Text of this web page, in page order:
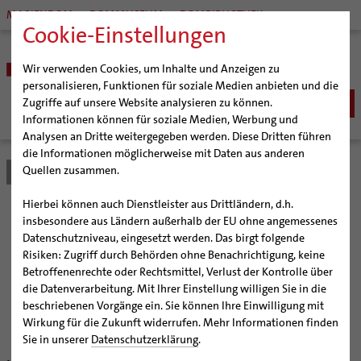
Cookie-Einstellungen
Wir verwenden Cookies, um Inhalte und Anzeigen zu
personalisieren, Funktionen für soziale Medien anbieten und die
Zugriffe auf unsere Website analysieren zu können.
Informationen können für soziale Medien, Werbung und
Analysen an Dritte weitergegeben werden. Diese Dritten führen
die Informationen möglicherweise mit Daten aus anderen
Quellen zusammen.
Hierbei können auch Dienstleister aus Drittländern, d.h.
insbesondere aus Ländern außerhalb der EU ohne angemessenes
Datenschutzniveau, eingesetzt werden. Das birgt folgende
Risiken: Zugriff durch Behörden ohne Benachrichtigung, keine
Betroffenenrechte oder Rechtsmittel, Verlust der Kontrolle über
die Datenverarbeitung. Mit Ihrer Einstellung willigen Sie in die
beschriebenen Vorgänge ein. Sie können Ihre Einwilligung mit
Wirkung für die Zukunft widerrufen. Mehr Informationen finden
Sie in unserer Datenschutzerklärung.
MARIENDOM DOMMUSEUM DOMBIBLIOTHEK
BISTUM
Bischöfe
Weihbischof Dr. Martin Marahrens
Bischof em. Norbert Trelle
Weihbischof em. Bongartz
Weihbischof em. Schwerdtfeger
Weihbischof em. Koitz
Bischof em. Dr. Wüstenberg
Generalvikariat
Gremien
Diözesangericht
Gemeindegremien
Pfarrgemeinden
Hildesheimer Dom
Virtueller Rundgang durch den Dom
Tausendjähriger Rosenstock
Die Hildesheimer Dommusik
Wallfahrten | Pilgern
Termine Wallfahrten und Pilgern
Jakobswege im Bistum Hildesheim
Veranstaltungen
Strategieprozess
Jugend
Bistum Hildesheim
Zum letzten Mal auf
Augenhöhe
Hezilo-Leuchter wird noch einmal herabgelassen und
kann besichtigt werden